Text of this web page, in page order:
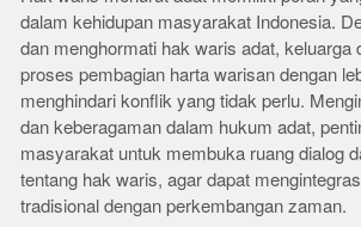
dalam kehidupan masyarakat Indonesia.
dan menghormati hak waris adat, keluarga
proses pembagian harta warisan dengan
menghindari konflik yang tidak perlu.
dan keberagaman dalam hukum adat,
masyarakat untuk membuka ruang dialog
tentang hak waris, agar dapat
tradisional dengan perkembangan zaman.